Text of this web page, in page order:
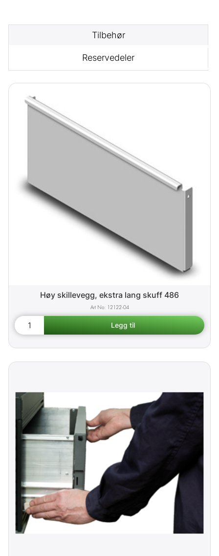
Tilbehør
Reservedeler
Høy skillevegg, ekstra lang skuff 486
12122-04